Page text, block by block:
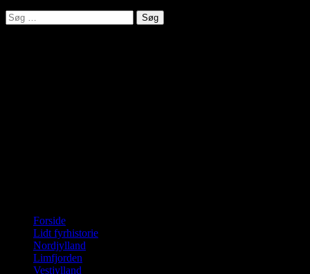
Søg
efter:
Forside
Lidt fyrhistorie
Nordjylland
Limfjorden
Vestjylland